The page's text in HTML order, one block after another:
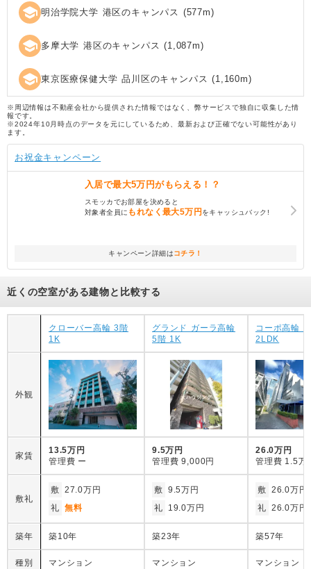
school 明治学院大学 港区のキャンパス (577m)
school 多摩大学 港区のキャンパス (1,087m)
school 東京医療保健大学 品川区のキャンパス (1,160m)
※周辺情報は不動産会社から提供された情報ではなく、弊サービスで独自に収集した情
報です。
※2024年10月時点のデータを元にしているため、最新および正確でない可能性があり
ます。
お祝金キャンペーン
入居で最大5万円がもらえる！？
スモッカでお部屋を決めると
対象者全員に もれなく最大5万円 をキャッシュバック!
キャンペーン詳細はコチラ！
近くの空室がある建物と比較する
クローバー高輪 3階
1K
グランド ガーラ高輪
5階 1K
コーポ高輪 2
2LDK
外観
家賃
13.5万円
管理費 ー
9.5万円
管理費 9,000円
26.0万円
管理費 1.5万
敷礼
敷 27.0万円
礼 無料
敷 9.5万円
礼
19.0万円
敷 26.0万円
礼 26.0万円
築年 築10年 築23年 築57年
種別 マンション マンション マンション